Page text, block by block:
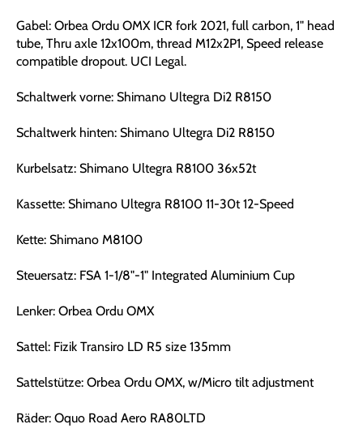
Gabel: Orbea Ordu OMX ICR fork 2021, full carbon, 1" head
tube, Thru axle 12x100m, thread M12x2P1, Speed release
compatible dropout. UCI Legal.
Schaltwerk vorne: Shimano Ultegra Di2 R8150
Schaltwerk hinten: Shimano Ultegra Di2 R8150
Kurbelsatz: Shimano Ultegra R8100 36x52t
Kassette: Shimano Ultegra R8100 11-30t 12-Speed
Kette: Shimano M8100
Steuersatz: FSA 1-1/8"-1" Integrated Aluminium Cup
Lenker: Orbea Ordu OMX
Sattel: Fizik Transiro LD R5 size 135mm
Sattelstütze: Orbea Ordu OMX, w/Micro tilt adjustment
Räder: Oquo Road Aero RA80LTD